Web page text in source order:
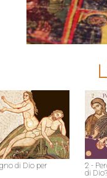
di Dio per
2 -
di Dio?